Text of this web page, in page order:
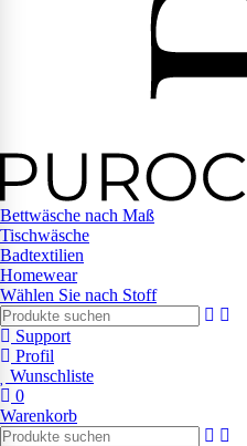
Bettwäsche nach Maß
Tischwäsche
Badtextilien
Homewear
Wählen Sie nach Stoff
Support
Profil
Wunschliste
0
Warenkorb